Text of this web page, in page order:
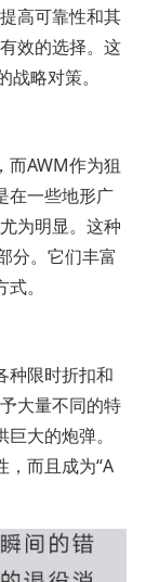
高可靠性和其
效的选择。这
略对策。
而AWM作为狙
在一些地形广
为明显。这种
分。它们丰富
。
种限时折扣和
大量不同的特
大的炮弹。
，而且成为“A